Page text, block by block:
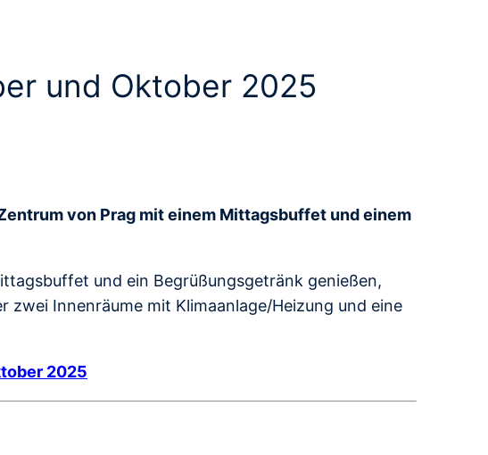
und Oktober 2025
von Prag mit einem Mittagsbuffet und einem
und ein Begrüßungsgetränk genießen,
Innenräume mit Klimaanlage/Heizung und eine
2025